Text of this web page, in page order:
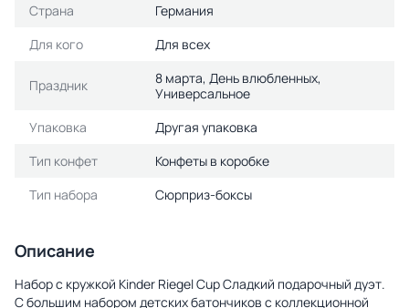
Страна
Германия
Для кого
Для всех
Праздник
8 марта, День влюбленных,
Универсальное
Упаковка
Другая упаковка
Тип конфет
Конфеты в коробке
Тип набора
Сюрприз-боксы
Описание
Набор с кружкой Kinder Riegel Cup Сладкий подарочный дуэт.
С большим набором детских батончиков с коллекционной